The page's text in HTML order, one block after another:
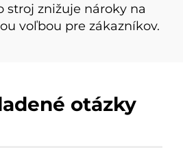
stroj znižuje nároky na
voľbou pre zákazníkov.
otázky